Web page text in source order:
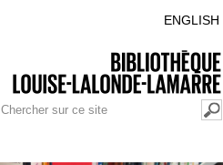
ENGLISH
FORMULAIRE DE RECHERCHE
Rechercher